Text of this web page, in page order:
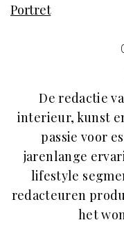
Portret
De redactie
interieur, kunst
passie voor
jarenlange
lifestyle
redacteuren
het